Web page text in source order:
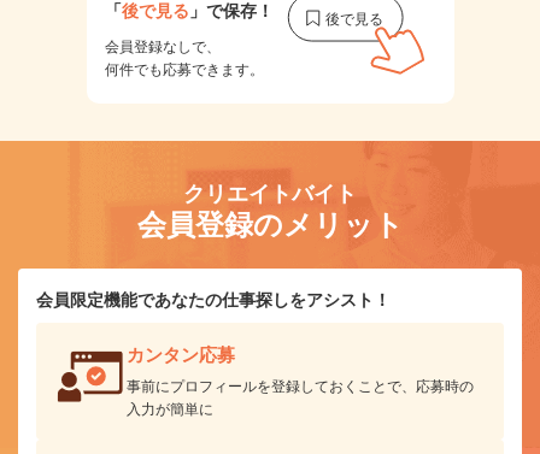
「後で見る 」で保存！
会員登録なしで、
何件でも応募できます。
クリエイトバイト
会員登録のメリット
会員限定機能であなたの仕事探しをアシスト！
カンタン応募
事前にプロフィールを登録しておくことで、応募時の
入力が簡単に